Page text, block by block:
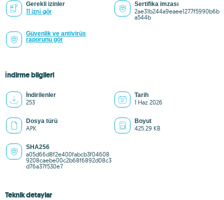
Gerekli izinler
11 izni gör
Sertifika imzası
2ae31b244a9eaee1277f5990b6b
a544b
Güvenlik ve antivirüs
raporunu gör
İndirme bilgileri
İndirilenler
253
Tarih
1 Haz 2026
Dosya türü
APK
Boyut
425.29 KB
SHA256
a05d66d8f2e400fabcb3f04608
9208caebe00c2b68f6892d08c3
d76a37f530e7
Teknik detaylar